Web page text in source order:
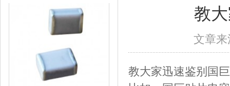
教
文章
教大家迅速鉴别国